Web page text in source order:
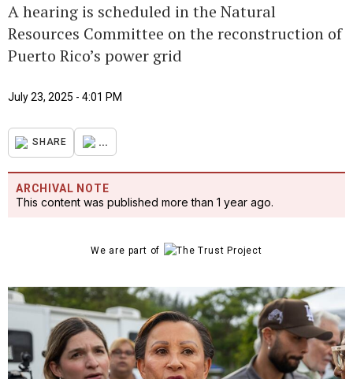
A hearing is scheduled in the Natural
Resources Committee on the reconstruction of
Puerto Rico’s power grid
July 23, 2025 - 4:01 PM
SHARE ...
ARCHIVAL NOTE
This content was published more than 1 year ago.
We are part of